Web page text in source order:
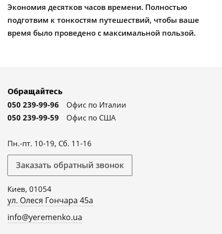
Экономия десятков часов времени. Полностью
подготвим к тонкостям путешествий, чтобы ваше
время было проведено с максимальной пользой.
Обращайтесь
050 239-99-96
Офис по Италии
050 239-99-59
Офис по США
Пн.-пт. 10-19, Сб. 11-16
Заказать обратный звонок
Киев, 01054
ул. Олеся Гончара 45а
info@yeremenko.ua